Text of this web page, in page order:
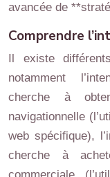
avancée de
Comprendre
Il existe
notamment
cherche à
navigationnelle
web spécifique),
cherche à